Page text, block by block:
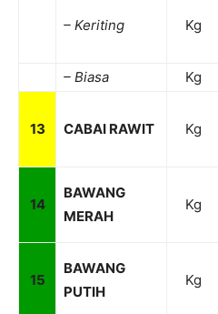
– Keriting Kg
– Biasa
Kg
13 CABAI RAWIT Kg
14
BAWANG
MERAH
Kg
15
BAWANG
PUTIH
Kg